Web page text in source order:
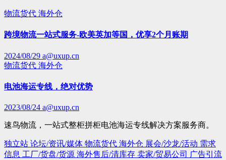
物流货代 海外仓
跨境物流一站式服务-欧美英加等国，优享2个月账期
2024/08/29 a@uxup.cn
物流货代 海外仓
电池海运专线，绝对优势
2023/08/24 a@uxup.cn
速鸟物流，一站式整柜拼柜电池海运专线解决方案服务商。
独立站 论坛/资讯/媒体 物流货代 海外仓 展会/沙龙/活动 需求
信息 工厂/货盘/货源 海外售后/清库存 卖家/贸易公司 广告引流